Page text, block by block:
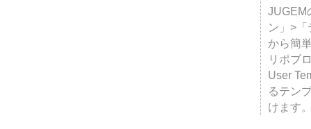
JUGEM
ン」>
から簡
リポブ
User
るテン
けます